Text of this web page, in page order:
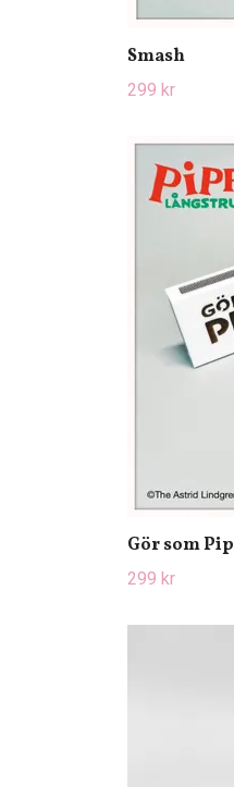
Smash
299 kr
Gör som
299 kr